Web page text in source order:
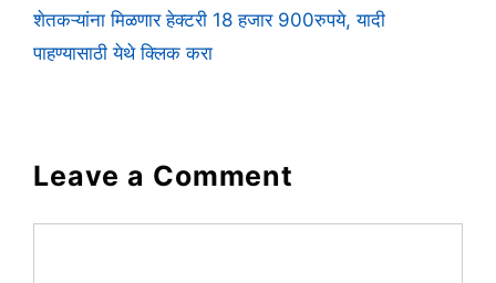
शेतकऱ्यांना मिळणार हेक्टरी 18 हजार 900रुपये, यादी
पाहण्यासाठी येथे क्लिक करा
Leave a Comment